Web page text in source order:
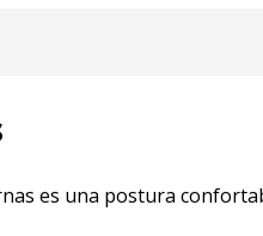
es una postura